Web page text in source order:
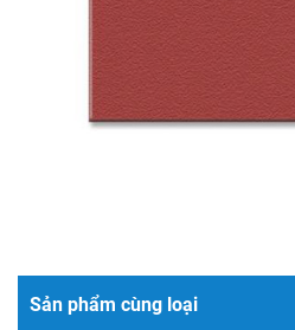
Sản phẩm cùng loại